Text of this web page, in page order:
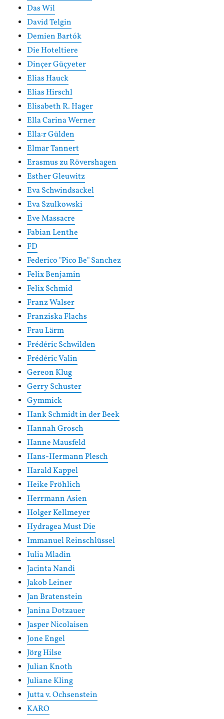
Das Wil
David Telgin
Demien Bartók
Die Hoteltiere
Dinçer Güçyeter
Elias Hauck
Elias Hirschl
Elisabeth R. Hager
Ella Carina Werner
Ella:r Gülden
Elmar Tannert
Erasmus zu Rövershagen
Esther Gleuwitz
Eva Schwindsackel
Eva Szulkowski
Eve Massacre
Fabian Lenthe
FD
Federico "Pico Be" Sanchez
Felix Benjamin
Felix Schmid
Franz Walser
Franziska Flachs
Frau Lärm
Frédéric Schwilden
Frédéric Valin
Gereon Klug
Gerry Schuster
Gymmick
Hank Schmidt in der Beek
Hannah Grosch
Hanne Mausfeld
Hans-Hermann Plesch
Harald Kappel
Heike Fröhlich
Herrmann Asien
Holger Kellmeyer
Hydragea Must Die
Immanuel Reinschlüssel
Iulia Mladin
Jacinta Nandi
Jakob Leiner
Jan Bratenstein
Janina Dotzauer
Jasper Nicolaisen
Jone Engel
Jörg Hilse
Julian Knoth
Juliane Kling
Jutta v. Ochsenstein
KARO